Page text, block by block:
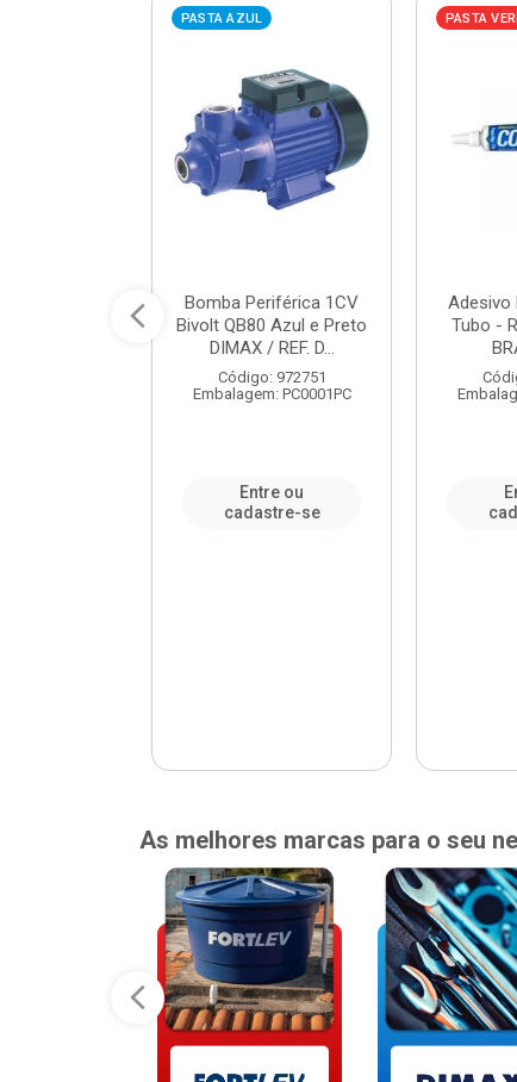
PASTA AZUL
Bomba Periférica 1CV
Bivolt QB80 Azul e Preto
DIMAX / REF. D...
Código: 972751
Embalagem: PC0001PC
Entre ou
cadastre-se
PASTA
Adesivo
Tubo -
As melhores marcas para o seu